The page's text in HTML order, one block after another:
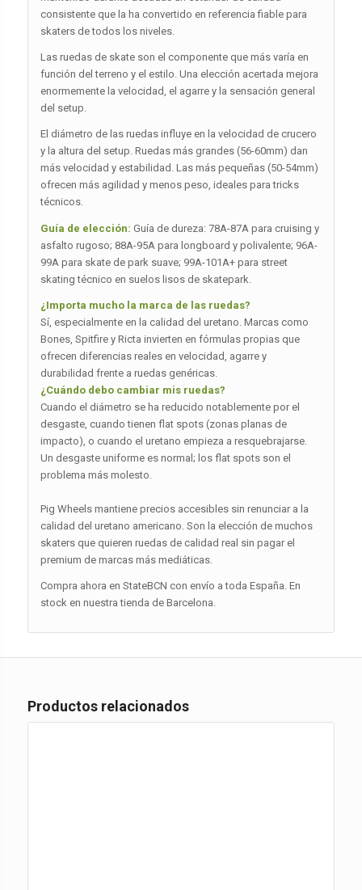
consistente que la ha convertido en referencia fiable para
skaters de todos los niveles.
Las ruedas de skate son el componente que más varía en
función del terreno y el estilo. Una elección acertada mejora
enormemente la velocidad, el agarre y la sensación general
del setup.
El diámetro de las ruedas influye en la velocidad de crucero
y la altura del setup. Ruedas más grandes (56-60mm) dan
más velocidad y estabilidad. Las más pequeñas (50-54mm)
ofrecen más agilidad y menos peso, ideales para tricks
técnicos.
Guía de elección: Guía de dureza: 78A-87A para cruising y
asfalto rugoso; 88A-95A para longboard y polivalente; 96A-
99A para skate de park suave; 99A-101A+ para street
skating técnico en suelos lisos de skatepark.
¿Importa mucho la marca de las ruedas?
Sí, especialmente en la calidad del uretano. Marcas como
Bones, Spitfire y Ricta invierten en fórmulas propias que
ofrecen diferencias reales en velocidad, agarre y
durabilidad frente a ruedas genéricas.
¿Cuándo debo cambiar mis ruedas?
Cuando el diámetro se ha reducido notablemente por el
desgaste, cuando tienen flat spots (zonas planas de
impacto), o cuando el uretano empieza a resquebrajarse.
Un desgaste uniforme es normal; los flat spots son el
problema más molesto.
Pig Wheels mantiene precios accesibles sin renunciar a la
calidad del uretano americano. Son la elección de muchos
skaters que quieren ruedas de calidad real sin pagar el
premium de marcas más mediáticas.
Compra ahora en StateBCN con envío a toda España. En
stock en nuestra tienda de Barcelona.
Productos relacionados